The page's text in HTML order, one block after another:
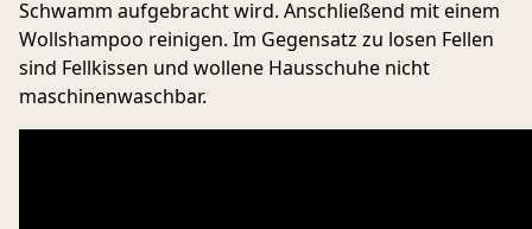
Schwamm aufgebracht wird. Anschließend mit einem
Wollshampoo reinigen. Im Gegensatz zu losen Fellen
sind Fellkissen und wollene Hausschuhe nicht
maschinenwaschbar.